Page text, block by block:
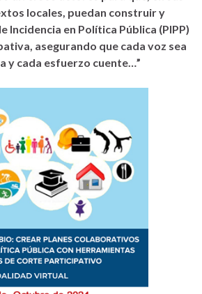
locales, puedan construir y
Incidencia en Política Pública (PIPP)
asegurando que cada voz sea
y cada esfuerzo cuente…”